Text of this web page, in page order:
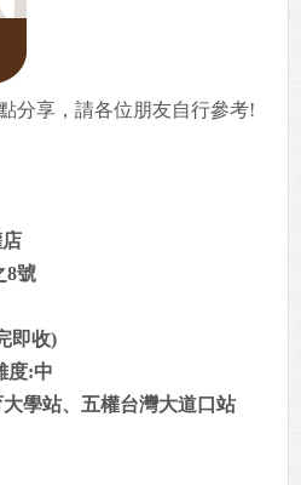
分享，請各位朋友自行參考!
8號
即收)
度:中
學站、五權台灣大道口站